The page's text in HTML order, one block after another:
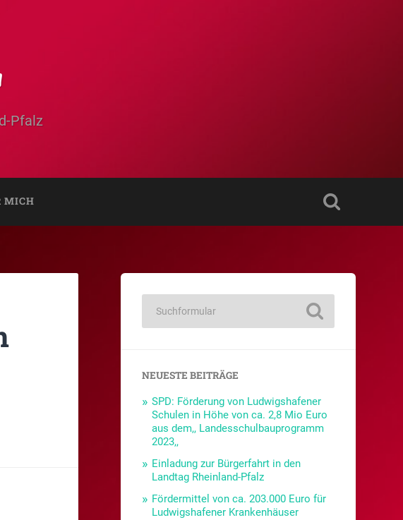
Pfalz
MICH
NEUESTE BEITRÄGE
SPD: Förderung von Ludwigshafener
Schulen in Höhe von ca. 2,8 Mio Euro
aus dem,, Landesschulbauprogramm
2023,,
Einladung zur Bürgerfahrt in den
Landtag Rheinland-Pfalz
Fördermittel von ca. 203.000 Euro für
Ludwigshafener Krankenhäuser